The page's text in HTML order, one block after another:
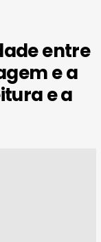
entre
e a
e a